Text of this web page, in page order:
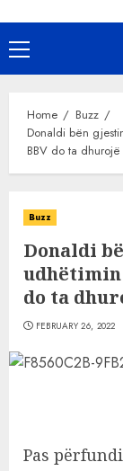
Primary
Menu
Home
Buzz
Donaldi bën
BBV do ta
Buzz
Donaldi
udhëtimin
do ta
FEBRUARY 26, 2022
Pas